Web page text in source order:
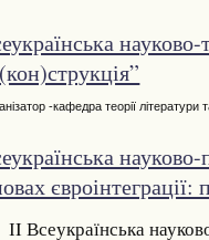
-кафедра теорії
євроінтеграції:
ІI Всеукраїнська